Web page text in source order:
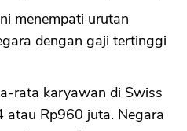
menempati urutan
dengan gaji tertinggi
rata karyawan di Swiss
atau Rp960 juta. Negara